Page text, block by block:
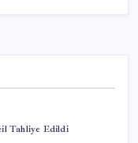
Tahliye Edildi